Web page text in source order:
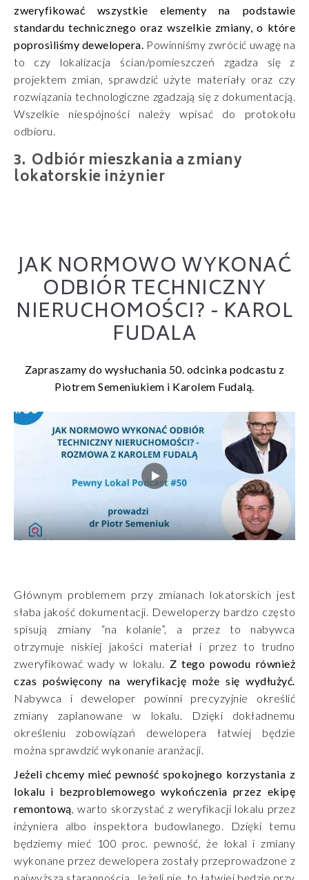
zweryfikować wszystkie elementy na podstawie
standardu technicznego oraz wszelkie zmiany, o które
poprosiliśmy dewelopera. Powinniśmy zwrócić uwagę na
to czy lokalizacja ścian/pomieszczeń zgadza się z
projektem zmian, sprawdzić użyte materiały oraz czy
rozwiązania technologiczne zgadzają się z dokumentacją.
Wszelkie niespójności należy wpisać do protokołu
odbioru.
Odbiór mieszkania a zmiany
lokatorskie inżynier
JAK NORMOWO WYKONAĆ
ODBIÓR TECHNICZNY
NIERUCHOMOŚCI? - KAROL
FUDALA
Zapraszamy do wysłuchania 50. odcinka podcastu z
Piotrem Semeniukiem i Karolem Fudalą.
Głównym problemem przy zmianach lokatorskich jest
słaba jakość dokumentacji. Deweloperzy bardzo często
spisują zmiany “na kolanie”, a przez to nabywca
otrzymuje niskiej jakości materiał i przez to trudno
zweryfikować wady w lokalu.
Z tego powodu również
czas poświęcony na weryfikację może się wydłużyć.
Nabywca i deweloper powinni precyzyjnie określić
zmiany zaplanowane w lokalu. Dzięki dokładnemu
określeniu zobowiązań dewelopera łatwiej będzie
można sprawdzić wykonanie aranżacji.
Jeżeli chcemy mieć pewność spokojnego korzystania z
lokalu i bezproblemowego wykończenia przez ekipę
remontową , warto skorzystać z weryfikacji lokalu przez
inżyniera albo inspektora budowlanego. Dzięki temu
będziemy mieć 100 proc. pewność, że lokal i zmiany
wykonane przez dewelopera zostały przeprowadzone z
najwyższą starannością. Jeżeli nie, to łatwiej będzie przy